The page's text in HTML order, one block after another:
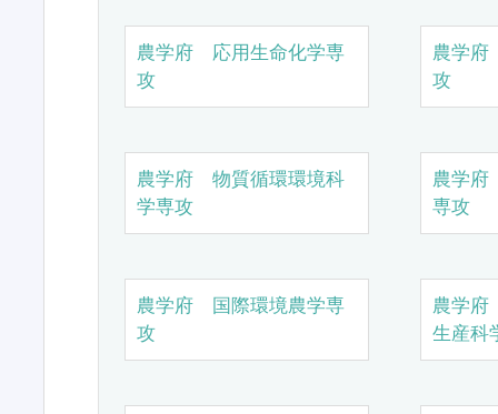
農学府 応用生命化学専
攻
農学
攻
農学府 物質循環環境科
学専攻
農学
専攻
農学府 国際環境農学専
攻
農学
生産科